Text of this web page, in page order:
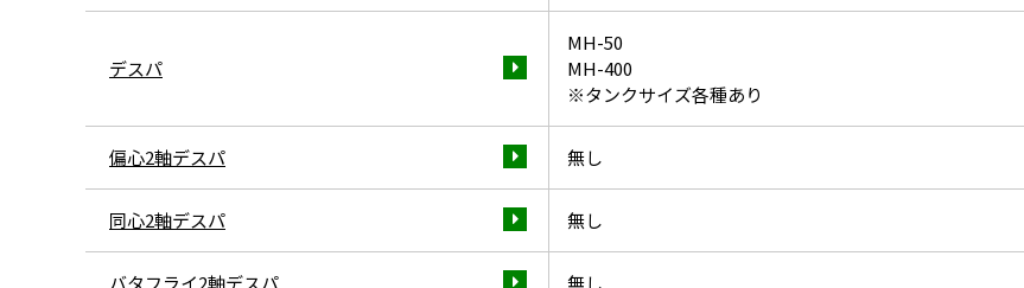
デスパ
MH-50
MH-400
※タンクサイズ各種あり
偏心2軸デスパ 無し
同心2軸デスパ 無し
バタフライ2軸デスパ 無し